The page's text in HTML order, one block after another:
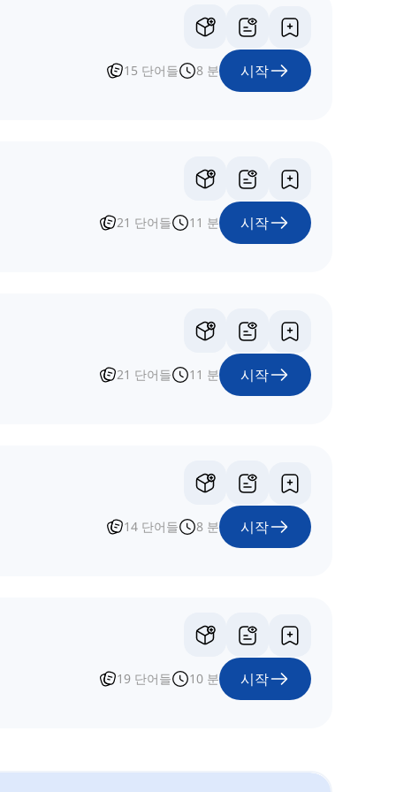
15 단어들 8 분 시작
21 단어들 11 분 시작
21 단어들 11 분 시작
14 단어들 8 분 시작
19 단어들 10 분 시작